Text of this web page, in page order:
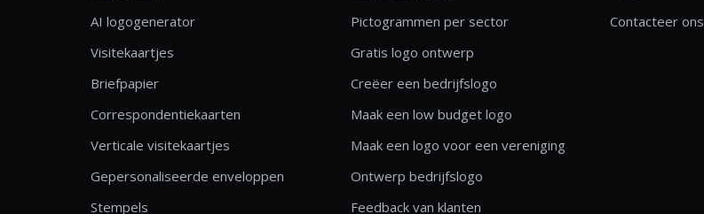
AI logogenerator
Visitekaartjes
Briefpapier
Correspondentiekaarten
Verticale visitekaartjes
Gepersonaliseerde enveloppen
Stempels
Pictogrammen per sector
Gratis logo ontwerp
Creëer een bedrijfslogo
Maak een low budget logo
Maak een logo voor een vereniging
Ontwerp bedrijfslogo
Feedback van klanten
Contacteer ons